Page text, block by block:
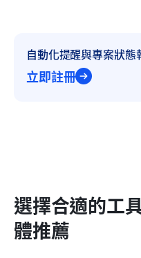
自動化提醒與專案狀態
立即註冊
選擇合適的工
體推薦